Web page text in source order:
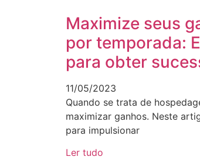
Maximize seus
por temporada:
para obter
11/05/2023
Quando se trata de
maximizar ganhos. Neste
para impulsionar
Ler tudo